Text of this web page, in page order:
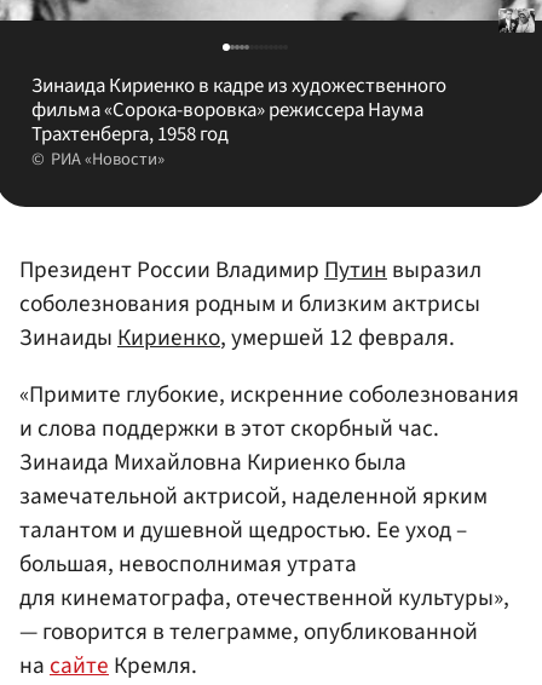
Зинаида Кириенко в кадре из художественного
фильма «Сорока-воровка» режиссера Наума
Трахтенберга, 1958 год
РИА «Новости»
Президент России ВладимирПутинвыразил
соболезнования родным и близким актрисы
ЗинаидыКириенко, умершей 12 февраля.
«Примите глубокие, искренние соболезнования
и слова поддержки в этот скорбный час.
Зинаида Михайловна Кириенко была
замечательной актрисой, наделенной ярким
талантом и душевной щедростью. Ее уход –
большая, невосполнимая утрата
для кинематографа, отечественной культуры»,
— говорится в телеграмме, опубликованной
насайтеКремля.